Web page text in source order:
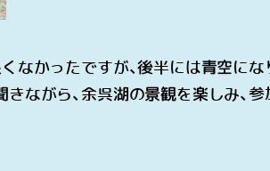
なかったですが、後半には青空に
ながら、余呉湖の景観を楽しみ、